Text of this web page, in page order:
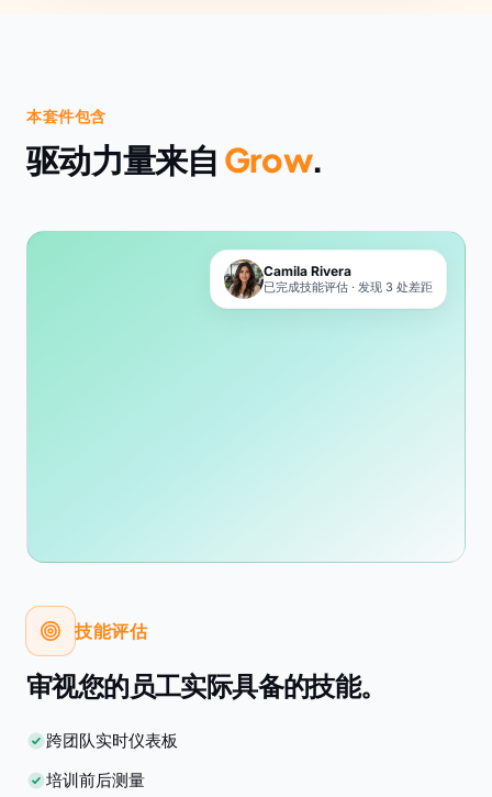
本套件包含
驱动力量来自 Grow.
Camila Rivera
已完成技能评估 · 发现 3 处差距
技能评估
审视您的员工实际具备的技能。
跨团队实时仪表板
培训前后测量